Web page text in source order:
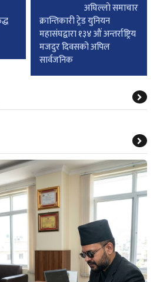
अघिल्लाे समाचार
क्रान्तिकारी ट्रेड युनियन
महासंघद्वारा १३४ औं अन्तर्राष्ट्रिय
मजदुर दिवसको अपिल
सार्वजनिक